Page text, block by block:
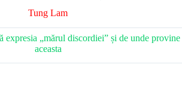
Tung Lam
expresia „mărul discordiei” și de unde provine
aceasta